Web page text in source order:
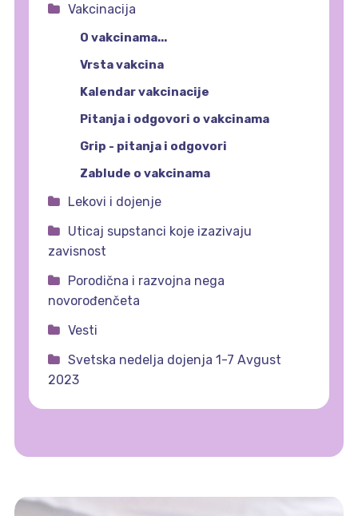
Vakcinacija
O vakcinama...
Vrsta vakcina
Kalendar vakcinacije
Pitanja i odgovori o vakcinama
Grip - pitanja i odgovori
Zablude o vakcinama
Lekovi i dojenje
Uticaj supstanci koje izazivaju
zavisnost
Porodična i razvojna nega
novorođenčeta
Vesti
Svetska nedelja dojenja 1-7 Avgust
2023